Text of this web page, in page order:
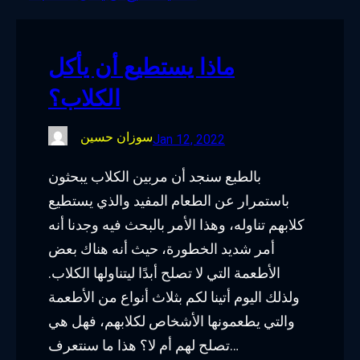
k
n
a
ماذا يستطيع أن يأكل
الكلاب؟
سوزان حسينJan 12, 2022
بالطبع سنجد أن مربين الكلاب يبحثون
باستمرار عن الطعام المفيد والذي يستطيع
كلابهم تناوله، وهذا الأمر بالبحث فيه وجدنا أنه
أمر شديد الخطورة، حيث أنه هناك بعض
الأطعمة التي لا تصلح أبدًا ليتناولها الكلاب.
ولذلك اليوم أتينا لكم بثلاث أنواع من الأطعمة
والتي يطعمونها الأشخاص لكلابهم، فهل هي
تصلح لهم أم لا؟ هذا ما سنتعرف…